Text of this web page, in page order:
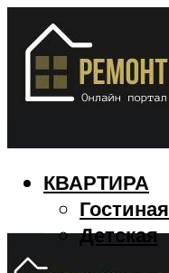
КВАРТИРА
Гостиная
Детская